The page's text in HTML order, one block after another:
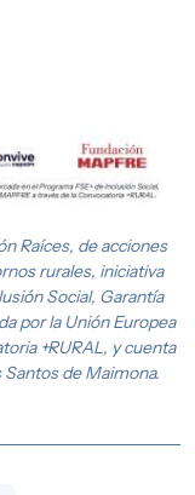
Raíces, de acciones
rurales, iniciativa
Social, Garantía
por la Unión Europea
+RURAL, y cuenta
de Maimona.